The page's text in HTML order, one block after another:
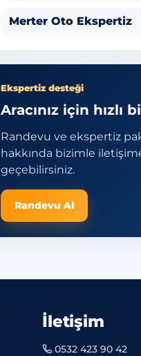
Merter Oto Ekspertiz
Ekspertiz desteği
Aracınız için hızlı
Randevu ve ekspertiz
hakkında bizimle
geçebilirsiniz.
Randevu Al
İletişim
0532 423 90 42